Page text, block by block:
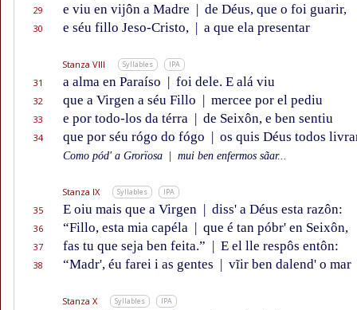
29 e viu en vijôn a Madre | de Déus, que o foi guarir,
30 e séu fillo Jeso-Cristo, | a que ela presentar
Stanza VIII Syllables IPA
31 a alma en Paraíso | foi dele. E alá viu
32 que a Virgen a séu Fillo | mercee por el pediu
33 e por todo-los da térra | de Seixôn, e ben sentiu
34 que por séu rógo do fógo | os quis Déus todos
Como pód' a Grorïosa mui ben enfermos sãar...
Stanza IX Syllables IPA
35 E oiu mais que a Virgen | diss' a Déus esta razôn:
36 “Fillo, esta mia capéla | que é tan póbr' en Seixôn,
37 fas tu que seja ben feita.” | E el lle respôs entôn:
38 “Madr', éu farei i as gentes | vĩir ben dalend' o mar
Stanza X Syllables IPA